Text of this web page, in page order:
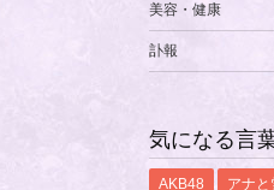
美容・健康
訃報
気になる言
AKB48 アナと